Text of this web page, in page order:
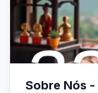
Sobre Nós